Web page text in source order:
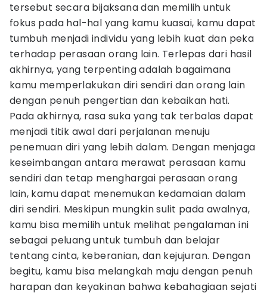
tersebut secara bijaksana dan memilih untuk
fokus pada hal-hal yang kamu kuasai, kamu dapat
tumbuh menjadi individu yang lebih kuat dan peka
terhadap perasaan orang lain. Terlepas dari hasil
akhirnya, yang terpenting adalah bagaimana
kamu memperlakukan diri sendiri dan orang lain
dengan penuh pengertian dan kebaikan hati.
Pada akhirnya, rasa suka yang tak terbalas dapat
menjadi titik awal dari perjalanan menuju
penemuan diri yang lebih dalam. Dengan menjaga
keseimbangan antara merawat perasaan kamu
sendiri dan tetap menghargai perasaan orang
lain, kamu dapat menemukan kedamaian dalam
diri sendiri. Meskipun mungkin sulit pada awalnya,
kamu bisa memilih untuk melihat pengalaman ini
sebagai peluang untuk tumbuh dan belajar
tentang cinta, keberanian, dan kejujuran. Dengan
begitu, kamu bisa melangkah maju dengan penuh
harapan dan keyakinan bahwa kebahagiaan sejati